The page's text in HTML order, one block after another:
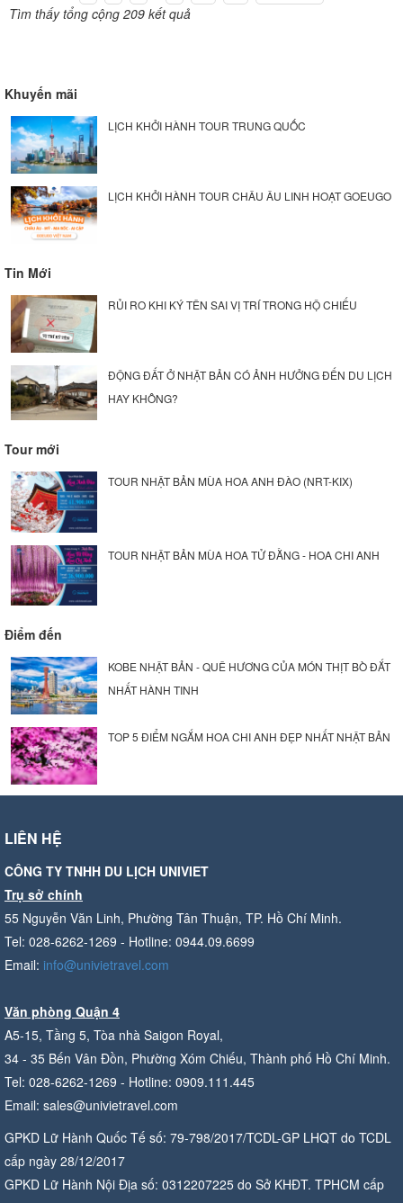
Tìm thấy tổng cộng 209 kết quả
Khuyến mãi
LỊCH KHỞI HÀNH TOUR TRUNG QUỐC
LỊCH KHỞI HÀNH TOUR CHÂU ÂU LINH HOẠT GOEUGO
Tin Mới
RỦI RO KHI KÝ TÊN SAI VỊ TRÍ TRONG HỘ CHIẾU
ĐỘNG ĐẤT Ở NHẬT BẢN CÓ ẢNH HƯỞNG ĐẾN DU LỊCH
HAY KHÔNG?
Tour mới
TOUR NHẬT BẢN MÙA HOA ANH ĐÀO (NRT-KIX)
TOUR NHẬT BẢN MÙA HOA TỬ ĐẰNG - HOA CHI ANH
Điểm đến
KOBE NHẬT BẢN - QUÊ HƯƠNG CỦA MÓN THỊT BÒ ĐẮT
NHẤT HÀNH TINH
TOP 5 ĐIỂM NGẮM HOA CHI ANH ĐẸP NHẤT NHẬT BẢN
LIÊN HỆ
CÔNG TY TNHH DU LỊCH UNIVIET
Trụ sở chính
55 Nguyễn Văn Linh, Phường Tân Thuận, TP. Hồ Chí Minh.
Tel: 028-6262-1269 - Hotline: 0944.09.6699
Email: info@univietravel.com
Văn phòng Quận 4
A5-15, Tầng 5, Tòa nhà Saigon Royal,
34 - 35 Bến Vân Đồn, Phường Xóm Chiếu, Thành phố Hồ Chí Minh.
Tel: 028-6262-1269 - Hotline: 0909.111.445
Email: sales@univietravel.com
GPKD Lữ Hành Quốc Tế số: 79-798/2017/TCDL-GP LHQT do TCDL
cấp ngày 28/12/2017
GPKD Lữ Hành Nội Địa số: 0312207225 do Sở KHĐT. TPHCM cấp